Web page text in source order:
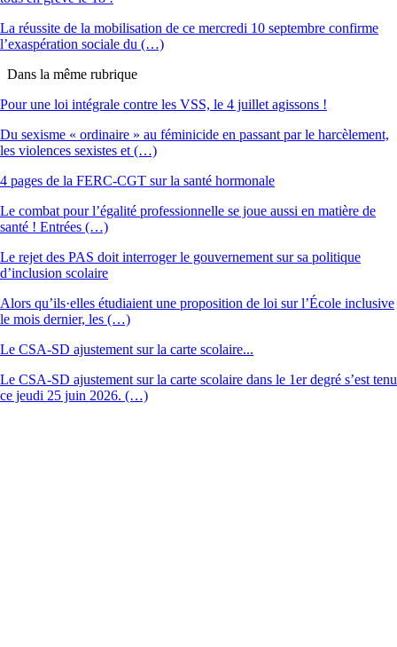
La réussite de la mobilisation de ce mercredi 10 septembre confirme
l’exaspération sociale du (…)
Dans la même rubrique
Pour une loi intégrale contre les VSS, le 4 juillet agissons !
Du sexisme « ordinaire » au féminicide en passant par le harcèlement,
les violences sexistes et (…)
4 pages de la FERC-CGT sur la santé hormonale
Le combat pour l’égalité professionnelle se joue aussi en matière de
santé ! Entrées (…)
Le rejet des PAS doit interroger le gouvernement sur sa politique
d’inclusion scolaire
Alors qu’ils·elles étudiaient une proposition de loi sur l’École inclusive
le mois dernier, les (…)
Le CSA-SD ajustement sur la carte scolaire...
Le CSA-SD ajustement sur la carte scolaire dans le 1er degré s’est tenu
ce jeudi 25 juin 2026. (…)